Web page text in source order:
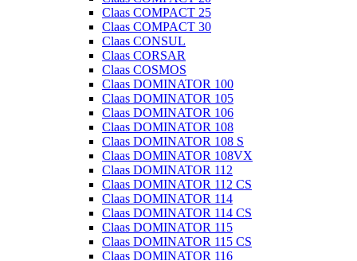
Claas COMPACT 25
Claas COMPACT 30
Claas CONSUL
Claas CORSAR
Claas COSMOS
Claas DOMINATOR 100
Claas DOMINATOR 105
Claas DOMINATOR 106
Claas DOMINATOR 108
Claas DOMINATOR 108 S
Claas DOMINATOR 108VX
Claas DOMINATOR 112
Claas DOMINATOR 112 CS
Claas DOMINATOR 114
Claas DOMINATOR 114 CS
Claas DOMINATOR 115
Claas DOMINATOR 115 CS
Claas DOMINATOR 116